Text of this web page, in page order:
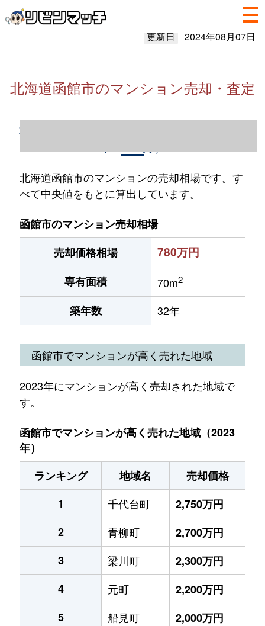
更新日 2024年08月07日
北海道函館市のマンション売却・査定
北海道函館市のマンション売却情報（2023
北海道函館市のマンションの売却相場です。す
べて中央値をもとに算出しています。
函館市のマンション売却相場
売却価格相場
780万円
専有面積 70m2
築年数 32年
函館市でマンションが高く売れた地域
2023年にマンションが高く売却された地域で
す。
函館市でマンションが高く売れた地域（2023
年）
ランキング
地域名
売却価格
1
千代台町
2,750万円
2
青柳町
2,700万円
3
梁川町
2,300万円
4
元町
2,200万円
5
船見町
2,000万円